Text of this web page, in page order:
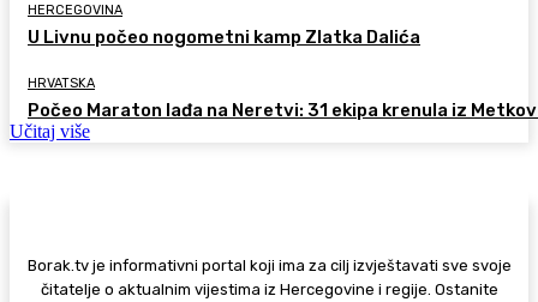
HERCEGOVINA
U Livnu počeo nogometni kamp Zlatka Dalića
HRVATSKA
Počeo Maraton lađa na Neretvi: 31 ekipa krenula iz
Učitaj više
Borak.tv je informativni portal koji ima za cilj izvještavati sve svoje
čitatelje o aktualnim vijestima iz Hercegovine i regije. Ostanite